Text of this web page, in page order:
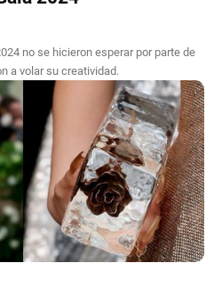
no se hicieron esperar por parte de
a volar su creatividad.